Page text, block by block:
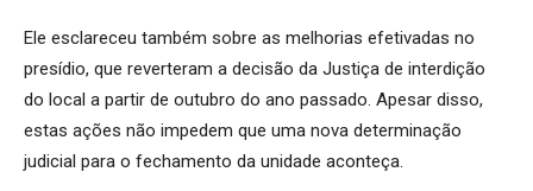
Ele esclareceu também sobre as melhorias efetivadas no
presídio, que reverteram a decisão da Justiça de interdição
do local a partir de outubro do ano passado. Apesar disso,
estas ações não impedem que uma nova determinação
judicial para o fechamento da unidade aconteça.